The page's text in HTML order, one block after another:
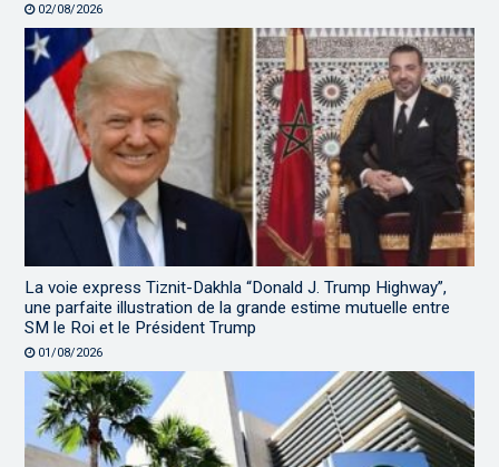
02/08/2026
La voie express Tiznit-Dakhla “Donald J. Trump Highway”,
une parfaite illustration de la grande estime mutuelle entre
SM le Roi et le Président Trump
01/08/2026